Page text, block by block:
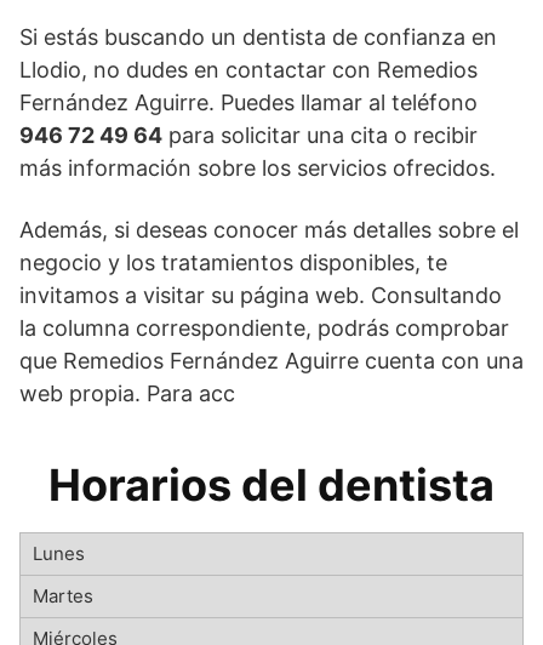
Si estás buscando un dentista de confianza en
Llodio, no dudes en contactar con Remedios
Fernández Aguirre. Puedes llamar al teléfono
946 72 49 64 para solicitar una cita o recibir
más información sobre los servicios ofrecidos.
Además, si deseas conocer más detalles sobre el
negocio y los tratamientos disponibles, te
invitamos a visitar su página web. Consultando
la columna correspondiente, podrás comprobar
que Remedios Fernández Aguirre cuenta con una
web propia. Para acc
Horarios del dentista